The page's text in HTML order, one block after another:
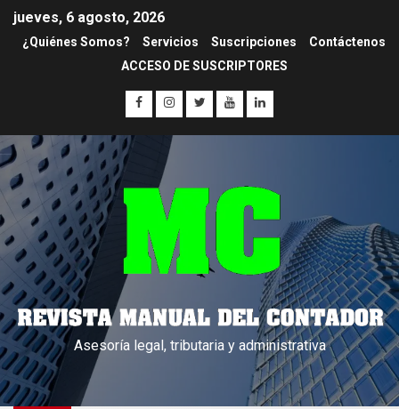
jueves, 6 agosto, 2026
¿Quiénes Somos? Servicios Suscripciones
Contáctenos
ACCESO DE SUSCRIPTORES
Asesoría legal, tributaria y administrativa